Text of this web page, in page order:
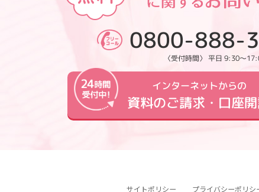
0800-888-
〈受付時間〉 平日 9:30～
インターネットからの
資料のご請求・口座
サイトポリシー プライバシーポリシ